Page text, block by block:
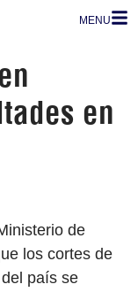
MENU
en
de
los cortes de
país se